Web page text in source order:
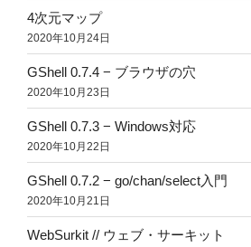
4次元マップ
2020年10月24日
GShell 0.7.4 − ブラウザの穴
2020年10月23日
GShell 0.7.3 − Windows対応
2020年10月22日
GShell 0.7.2 − go/chan/select入門
2020年10月21日
WebSurkit // ウェブ・サーキット